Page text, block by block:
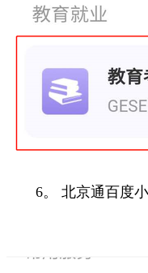
6。 北京通百度小